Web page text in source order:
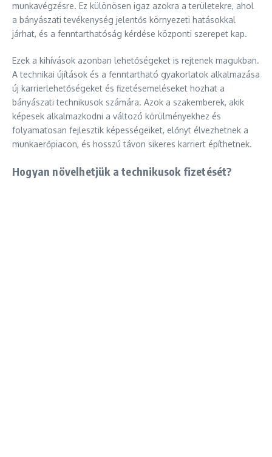
munkavégzésre. Ez különösen igaz azokra a területekre, ahol
a bányászati tevékenység jelentős környezeti hatásokkal
járhat, és a fenntarthatóság kérdése központi szerepet kap.
Ezek a kihívások azonban lehetőségeket is rejtenek magukban.
A technikai újítások és a fenntartható gyakorlatok alkalmazása
új karrierlehetőségeket és fizetésemeléseket hozhat a
bányászati technikusok számára. Azok a szakemberek, akik
képesek alkalmazkodni a változó körülményekhez és
folyamatosan fejlesztik képességeiket, előnyt élvezhetnek a
munkaerőpiacon, és hosszú távon sikeres karriert építhetnek.
Hogyan növelhetjük a technikusok fizetését?